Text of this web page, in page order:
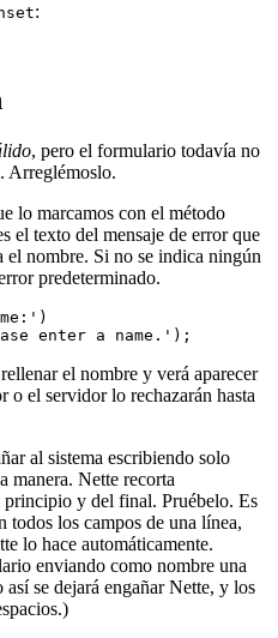
:
, pero el formulario todavía no
Arreglémoslo.
lo marcamos con el método
el texto del mensaje de error que
el nombre. Si no se indica ningún
predeterminado.
el nombre y verá aparecer
o el servidor lo rechazarán hasta
al sistema escribiendo solo
manera. Nette recorta
principio y del final. Pruébelo. Es
todos los campos de una línea,
lo hace automáticamente.
enviando como nombre una
se dejará engañar Nette, y los